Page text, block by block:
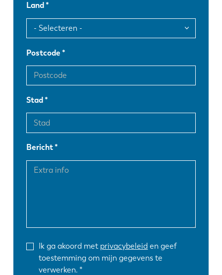
Land
Postcode
Stad
Bericht
Ik ga akoord met privacybeleid en geef
toestemming om mijn gegevens te
verwerken.